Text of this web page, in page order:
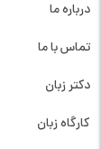
درباره ما
تماس با ما
دکتر زبان
کارگاه زبان